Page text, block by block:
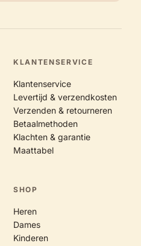
KLANTENSERVICE
Klantenservice
Levertijd & verzendkosten
Verzenden & retourneren
Betaalmethoden
Klachten & garantie
Maattabel
SHOP
Heren
Dames
Kinderen